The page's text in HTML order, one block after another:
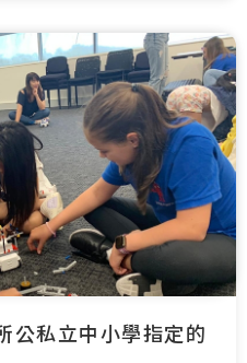
公私立中小學指定的